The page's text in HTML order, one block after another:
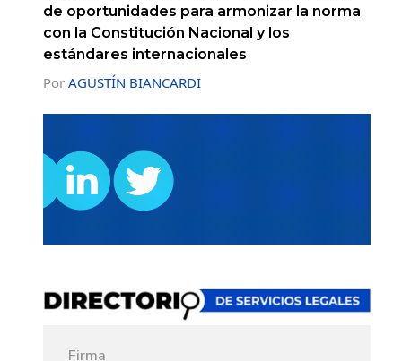
de oportunidades para armonizar la norma
con la Constitución Nacional y los
estándares internacionales
Por AGUSTÍN BIANCARDI